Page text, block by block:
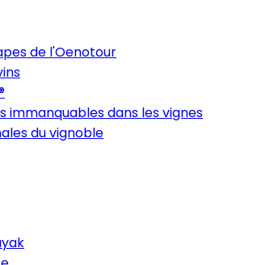
de l'Oenotour
immanquables dans les vignes
du vignoble